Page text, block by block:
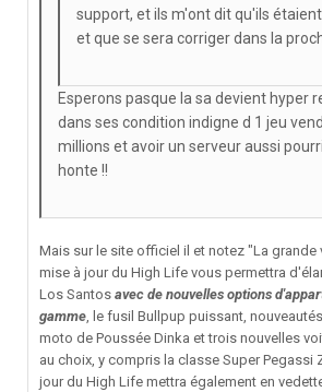
support, et ils m'ont dit qu'ils
et que se sera corriger dans la
Esperons pasque la sa devient hyper
dans ses condition indigne d 1 jeu
millions et avoir un serveur aussi
honte !!
Mais sur le site officiel il et notez "La grande
mise à jour du High Life vous permettra
Los Santos avec de nouvelles options
gamme , le fusil Bullpup puissant,
moto de Poussée Dinka et trois nouvelles
au choix, y compris la classe Super Pegassi
jour du High Life mettra également en